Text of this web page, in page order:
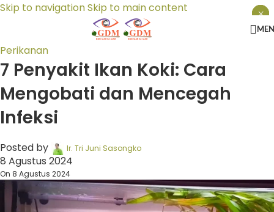
Skip to navigationSkip to main content
Perikanan
7 Penyakit Ikan Koki: Cara
Mengobati dan Mencegah
Infeksi
Posted by Ir. Tri Juni Sasongko
8 Agustus 2024
On 8 Agustus 2024
×
×
×